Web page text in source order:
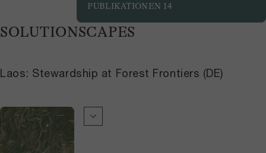
PUBLIKATIONEN 14
SOLUTIONSCAPES
Laos: Stewardship at Forest Frontiers (DE)